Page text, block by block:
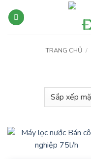
qua
TRANG CHỦ /